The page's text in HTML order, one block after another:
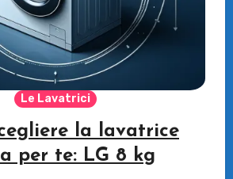
Le Lavatrici
la lavatrice
per te: LG 8 kg